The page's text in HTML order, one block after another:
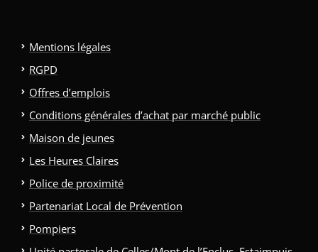
Mentions légales
RGPD
Offres d’emplois
Conditions générales d’achat par marché public
Maison de jeunes
Les Heures Claires
Police de proximité
Partenariat Local de Prévention
Pompiers